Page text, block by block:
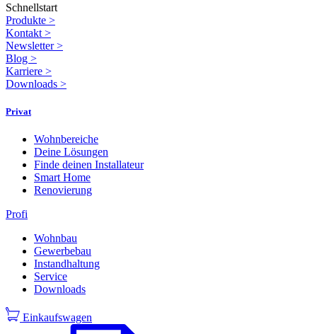
Schnellstart
Produkte >
Kontakt >
Newsletter>
Blog >
Karriere >
Downloads >
Privat
Wohnbereiche
Deine Lösungen
Finde deinen Installateur
Smart Home
Renovierung
Profi
Wohnbau
Gewerbebau
Instandhaltung
Service
Downloads
Einkaufswagen